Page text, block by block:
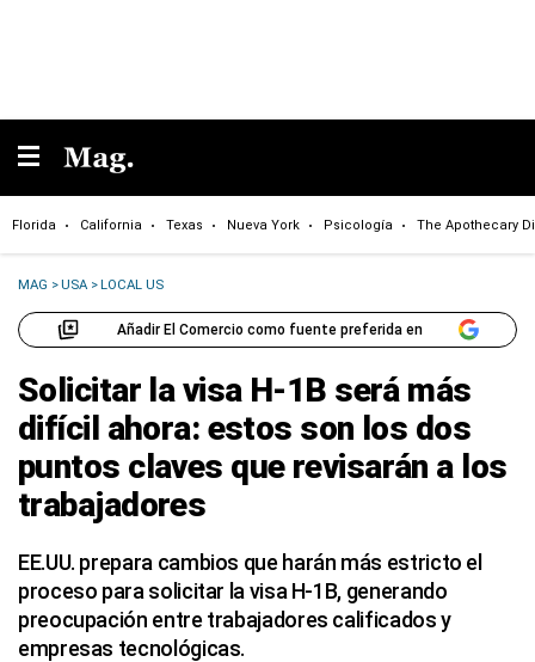
Florida California Texas Nueva York Psicología The Apothecary
MAG >USA >LOCAL US
Añadir El Comercio como fuente preferida en
Solicitar la visa H-1B será más
difícil ahora: estos son los dos
puntos claves que revisarán a los
trabajadores
EE.UU. prepara cambios que harán más estricto el
proceso para solicitar la visa H-1B, generando
preocupación entre trabajadores calificados y
empresas tecnológicas.